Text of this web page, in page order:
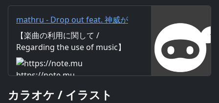
mathru - Drop out feat. 神威が
くぽ - Drop out feat. Gackpo
Camui｜mathru
【楽曲の利用に関して /
Regarding the use of music】
https://mathru.net/terms/musi
c 【歌詞 / Lyrics】 Lyrics：
Arrange：mathru Sing：
https://note.mu
カラオケ / イラスト